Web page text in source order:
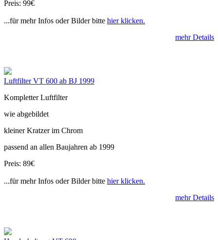
Preis: 99€
...für mehr Infos oder Bilder bitte hier klicken.
mehr Details
Luftfilter VT 600 ab BJ 1999
Kompletter Luftfilter
wie abgebildet
kleiner Kratzer im Chrom
passend an allen Baujahren ab 1999
Preis: 89€
...für mehr Infos oder Bilder bitte hier klicken.
mehr Details